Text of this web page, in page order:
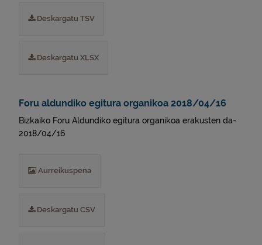
Deskargatu TSV
Deskargatu XLSX
Foru aldundiko egitura organikoa 2018/04/16
Bizkaiko Foru Aldundiko egitura organikoa erakusten da-
2018/04/16
Aurreikuspena
Deskargatu CSV